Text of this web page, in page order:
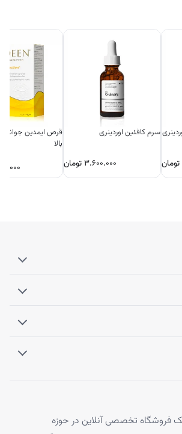
تومان
سرم کافئین اوردینری
۳.۶۰۰.۰۰۰تومان
بالا
فروشگاه تخصصی آنلاین در حوزه